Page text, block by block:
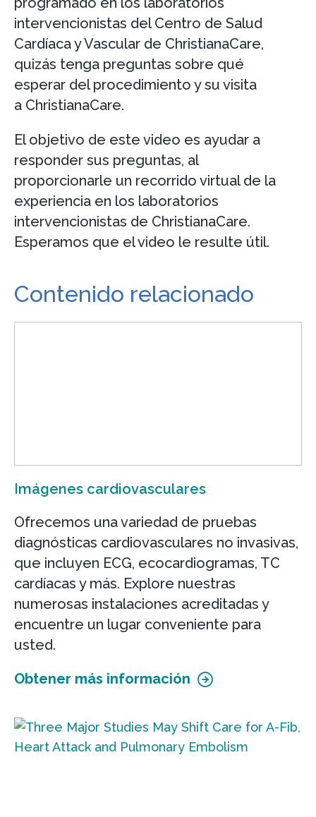
intervencionistas del Centro de Salud
Cardíaca y Vascular de ChristianaCare,
quizás tenga preguntas sobre qué
esperar del procedimiento y su visita
a ChristianaCare.
El objetivo de este video es ayudar a
responder sus preguntas, al
proporcionarle un recorrido virtual de la
experiencia en los laboratorios
intervencionistas de ChristianaCare.
Esperamos que el video le resulte útil.
Contenido relacionado
Imágenes cardiovasculares
Ofrecemos una variedad de pruebas
diagnósticas cardiovasculares no invasivas,
que incluyen ECG, ecocardiogramas, TC
cardíacas y más. Explore nuestras
numerosas instalaciones acreditadas y
encuentre un lugar conveniente para
usted.
Obtener más información